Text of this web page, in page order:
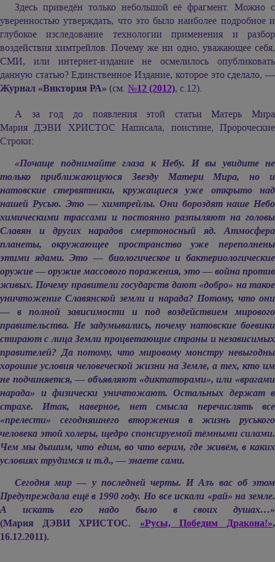
Здесь приведён только небольшой её фрагмент. Можно с
уверенностью утверждать, что это было наиболее подробное и
глубокое изследование технологии применения и разбор
воздействия химтрейлов. Почему же ни одно, уважающее себя,
СМИ, или интернет-издание не осмелилось опубликовать
данную статью? Единственное Издание, которое это сделало, —
Журнал «Виктория РА» (см. №12 (2012), с.12).
А за год до появления этой статьи Матерь Мира
Мария ДЭВИ ХРИСТОС Написала, поистине, Пророческие
Строки:
«Почаще поднимайте глаза к Небу. И вы увидите не
только приближающуюся Звезду Матери Мира, но и
натовские стервятники, кружащиеся уже открыто над
нашей Русью. Это — химтрейлы. Они бороздят наше Небо
химическими трассами и постоянно разпыляют на головы
Славян и других нарадов смертоносный яд. Атмосфера
планеты, окружающее пространство уже переполнены
этими ядами. Это — биологическое и бактериологические
оружие — оружие массового поражения, это — война против
живых. Почему правители государств дают «добро» на такое
уничтожение Славянской земли и нарада? Потому, что они
— в полной зависимости и под воздействием мирового
правительства. Не задумывались, почему натовские боевики
стирают с лица Земли процветающие страны и независимых
правителей? Да потому, что мировому монстру невыгодны
хорошие условия человеческой жизни на Земле, а тех, кто им
не подчиняется, — объявляют «диктаторами», или «врагами
нарада» и физически уничтожают. Остальных держат в
страхе. Итак, наверное, нет смысла перечислять все
«прелести» сегодняшнего вторжения в жизнь руського
человека этой холеры, щедро спонсируемой тёмными силами.
Чем мы дышим, что едим, во что верим, где живём, в каких
условиях трудимся и т.д., — знаете сами.
Сегодня мир — у последней черты. И Азъ вас об этом
Предупреждала ещё в 1990 году. Но все искали «рай» на земле.
А искать его надо было в своих душах…»
(Мария ДЭВИ ХРИСТОС.
«Русы, Победим Дракона!»,
16.12.2011).